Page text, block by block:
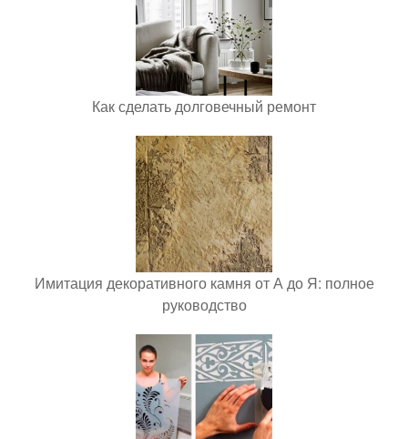
Как сделать долговечный ремонт
Имитация декоративного камня от А до Я: полное
руководство